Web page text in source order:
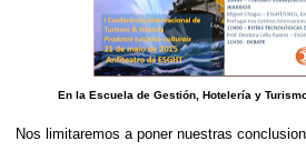
En la Escuela de Gestión, Hotelería y
Nos limitaremos a poner nuestras